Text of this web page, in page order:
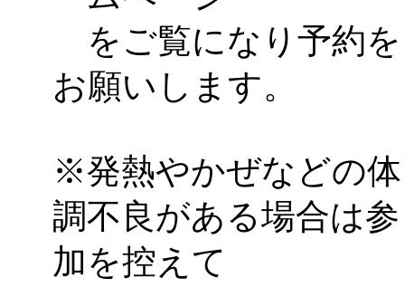
をご覧になり予約を
お願いします。
※発熱やかぜなどの体
調不良がある場合は参
加を控えて